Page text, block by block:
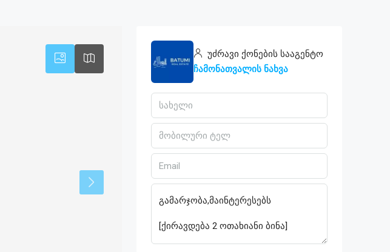
უძრავი ქონების სააგენტო
ჩამონათვალის ნახვა